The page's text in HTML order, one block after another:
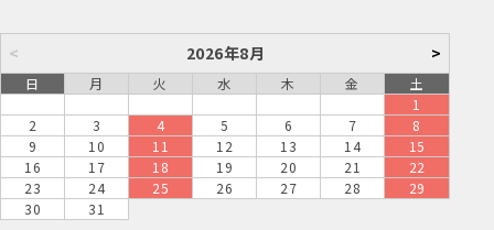
< 2026年8月 >
日 月 火 水 木 金
土
1
2
3 4 5 6 7
8
9
10 11 12 13 14
15
16
17 18 19 20 21
22
23
24 25 26 27 28
29
30
31